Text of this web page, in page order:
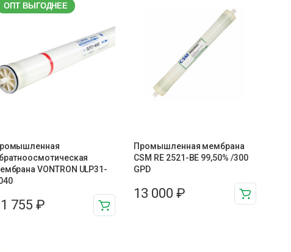
ОПТ ВЫГОДНЕЕ
VONTRON ULP31-
755 ₽
Промышленная мембрана
CSM RE 2521-BE 99,50% /300
GPD
13 000₽